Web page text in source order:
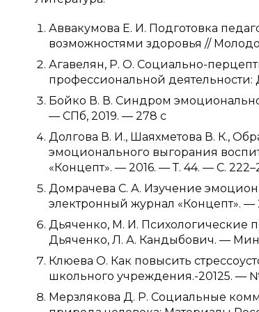
Аввакумова Е. И. Подготовка
возможностями здоровья //
Агавелян, P. O. Социально-
профессиональной деятельности:
Бойко В. В. Синдром
— СПб, 2019. — 278 с
Долгова В. И., Шаяхметова В. К.,
эмоционального выгорания
«Концепт». — 2016. — Т. 44. — С.
Домрачева С. А. Изучение
электронный журнал «Концепт». —
Дьяченко, М. И. Психологические
Дьяченко, Л. А. Кандыбович. —
Клюева О. Как повысить
школьного учреждения.-20125. —
Мерзлякова Д. Р. Социальные